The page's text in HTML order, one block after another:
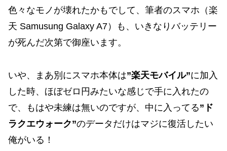
色々なモノが壊れたかもでして、筆者のスマホ（楽
天 Samusung Galaxy A7）も、いきなりバッテリー
が死んだ次第で御座います。
いや、まあ別にスマホ本体は”楽天モバイル”に加入
した時、ほぼゼロ円みたいな感じで手に入れたの
で、もはや未練は無いのですが、中に入ってる”ド
ラクエウォーク”のデータだけはマジに復活したい
俺がいる！